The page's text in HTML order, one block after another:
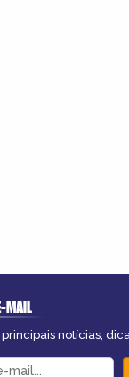
MAIL
notícias,